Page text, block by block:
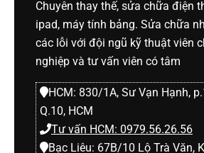
d
i
đ
Chuyên thay thế, sửa chữa điện
ipad, máy tính bảng. Sửa chữa
các lỗi với đội ngũ kỹ thuật viên
nghiệp và tư vấn viên có tâm
HCM: 830/1A, Sư Vạn Hạnh,
Q.10, HCM
Tư vấn HCM: 0979.56.26.56
Bạc Liêu: 67B/10 Lộ Trà Văn,